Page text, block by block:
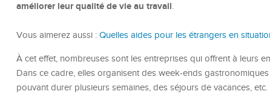
améliorer leur qualité de vie au travail.
Vous aimerez aussi : Quelles aides pour les étrangers en
À cet effet, nombreuses sont les entreprises qui offrent à leurs
Dans ce cadre, elles organisent des week-ends
pouvant durer plusieurs semaines, des séjours de vacances,